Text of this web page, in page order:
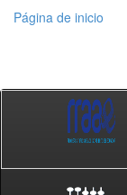
Página de inicio